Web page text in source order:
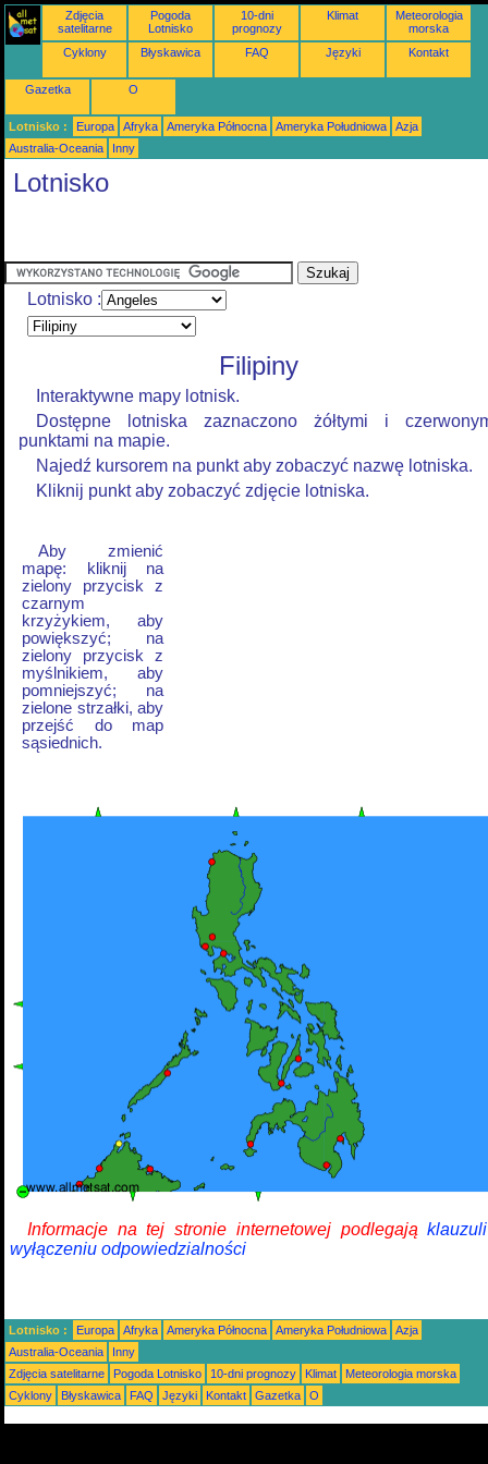
Zdjęcia
satelitarne
Pogoda
Lotnisko
10-dni
prognozy
Klimat
Meteorologia
morska
Cyklony
Błyskawica FAQ Języki Kontakt
Gazetka O
Lotnisko : Europa Afryka Ameryka Północna Ameryka Południowa
Azja
Australia-Oceania
Inny
Lotnisko
Lotnisko :
Filipiny
Interaktywne mapy lotnisk.
Dostępne lotniska zaznaczono żółtymi i
punktami na mapie.
Najedź kursorem na punkt aby zobaczyć nazwę lotniska.
Kliknij punkt aby zobaczyć zdjęcie lotniska.
Aby zmienić
mapę: kliknij na
zielony przycisk z
czarnym
krzyżykiem, aby
powiększyć; na
zielony przycisk z
myślnikiem, aby
pomniejszyć; na
zielone strzałki, aby
przejść do map
sąsiednich.
Informacje na tej stronie internetowej podlegają
wyłączeniu odpowiedzialności
Lotnisko : Europa Afryka Ameryka Północna Ameryka Południowa
Azja
Australia-Oceania
Inny
Zdjęcia satelitarne
Pogoda Lotnisko 10-dni prognozy Klimat
Meteorologia morska
Cyklony
Błyskawica FAQ Języki Kontakt Gazetka O